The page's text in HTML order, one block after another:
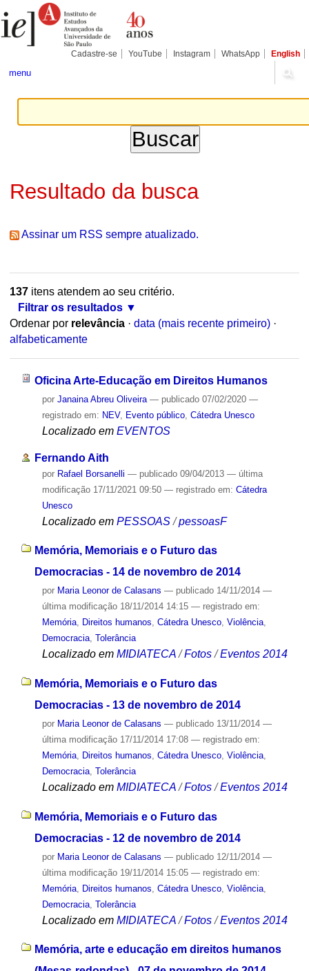
para
conteúdo.
Pessoais
Cadastre-se YouTube Instagram WhatsApp English
menu
Resultado da busca
Assinar um RSS sempre atualizado.
137itens atendem ao seu critério.
Filtrar os resultados
Ordenar por relevância · data (mais recente primeiro) ·
alfabeticamente
Oficina Arte-Educação em Direitos Humanos
por Janaina Abreu Oliveira — publicado07/02/2020 —
registrado em: NEV, Evento público, Cátedra Unesco
Localizado em EVENTOS
Fernando Aith
por Rafael Borsanelli — publicado09/04/2013 — última
modificação17/11/2021 09:50 — registrado em: Cátedra
Unesco
Localizado em PESSOAS /pessoasF
Memória, Memoriais e o Futuro das
Democracias - 14 de novembro de 2014
por Maria Leonor de Calasans — publicado14/11/2014 —
última modificação18/11/2014 14:15 — registrado em:
Memória, Direitos humanos, Cátedra Unesco, Violência,
Democracia, Tolerância
Localizado em MIDIATECA /Fotos /Eventos 2014
Memória, Memoriais e o Futuro das
Democracias - 13 de novembro de 2014
por Maria Leonor de Calasans — publicado13/11/2014 —
última modificação17/11/2014 17:08 — registrado em:
Memória, Direitos humanos, Cátedra Unesco, Violência,
Democracia, Tolerância
Localizado em MIDIATECA /Fotos /Eventos 2014
Memória, Memoriais e o Futuro das
Democracias - 12 de novembro de 2014
por Maria Leonor de Calasans — publicado12/11/2014 —
última modificação19/11/2014 15:05 — registrado em:
Memória, Direitos humanos Cátedra Unesco, Violência,
Democracia, Tolerância
Localizado em MIDIATECA /Fotos /Eventos 2014
Memória, arte e educação em direitos humanos